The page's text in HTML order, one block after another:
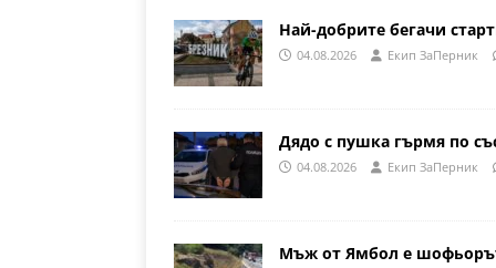
Най-добрите бегачи
04.08.2026 Eкип ЗаПерник
Дядо с пушка гърмя по
04.08.2026 Eкип ЗаПерник
Мъж от Ямбол е